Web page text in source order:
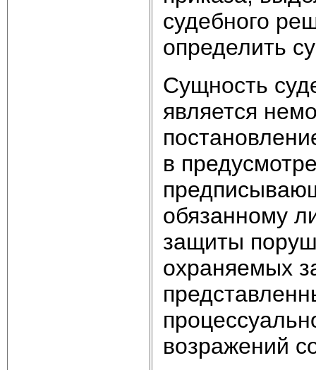
судебного
определить
Сущность
является
в
обязанному
защиты
охраняемых
возражений